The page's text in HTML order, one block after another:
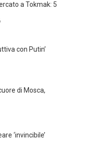
a Tokmak: 5
con Putin’
di Mosca,
‘invincibile’